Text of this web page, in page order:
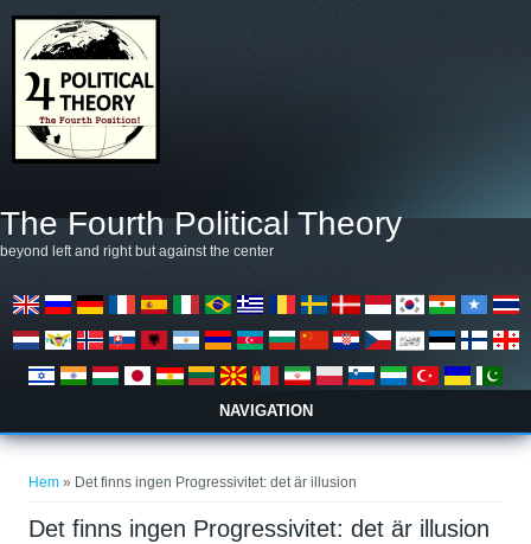
The Fourth Political Theory
beyond left and right but against the center
NAVIGATION
Hem » Det finns ingen Progressivitet: det är illusion
Det finns ingen Progressivitet: det är illusion